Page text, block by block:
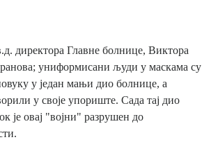
директора Главне болнице, Виктора
униформисани људи у маскама су
у један мањи дио болнице, а
у своје упориште. Сада тај дио
је овај "војни" разрушен до